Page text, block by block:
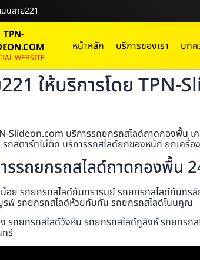
นสาย221
TPN-
WEBSITE
หน้าหลัก บริการของเรา บทค
ให้บริการโดย
Slideon.com บริการรถยกรถสไลด์ถาดกองพื้น
สตาร์ทไม่ติด บริการรถสไลด์ยกของหนัก ยกเค
รถยกรถสไลด์ถาดกองพื้น
อย รถยกรถสไลด์กันทรารมย์ รถยกรถสไลด์กันท
พ์ รถยกรถสไลด์ห้วยทับทัน รถยกรถสไลด์โนนคูณ
รถยกรถสไลด์วังหิน รถยกรถสไลด์ภูสิงห์ รถยก
ทร์